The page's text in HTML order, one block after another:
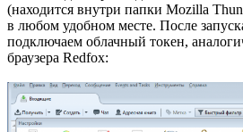
(находится внутри папки Mozilla
в любом удобном месте. После
подключаем облачный токен,
браузера Redfox: